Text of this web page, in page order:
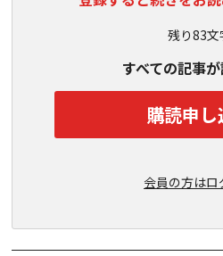
残り83文
すべての記事
購読申
会員の方はロ